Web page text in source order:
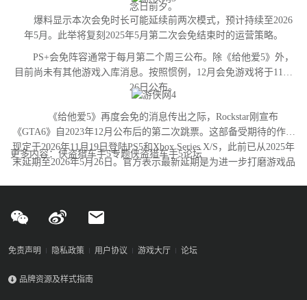
念日前夕。
爆料显示本次会免时长可能延续前两次模式，预计持续至2026
年5月。此举将复刻2025年5月第二次会免结束时的运营策略。
PS+会免阵容通常于每月第二个周三公布。除《给他爱5》外，
目前尚未有其他游戏入库消息。按照惯例，12月会免游戏将于11月
26日公布。
《给他爱5》再度会免的消息传出之际，Rockstar刚宣布
《GTA6》自2023年12月公布后的第二次跳票。这部备受期待的作品
现定于2026年11月19日登陆PS5和Xbox Series X/S，此前已从2025年
末延期至2026年5月26日。官方表示最新延期是为进一步打磨游戏品
更多内容：侠盗猎车手5专题侠盗猎车手5论坛
免责声明 隐私政策 用户协议 游戏大厅 论坛
品牌资源及样式指南